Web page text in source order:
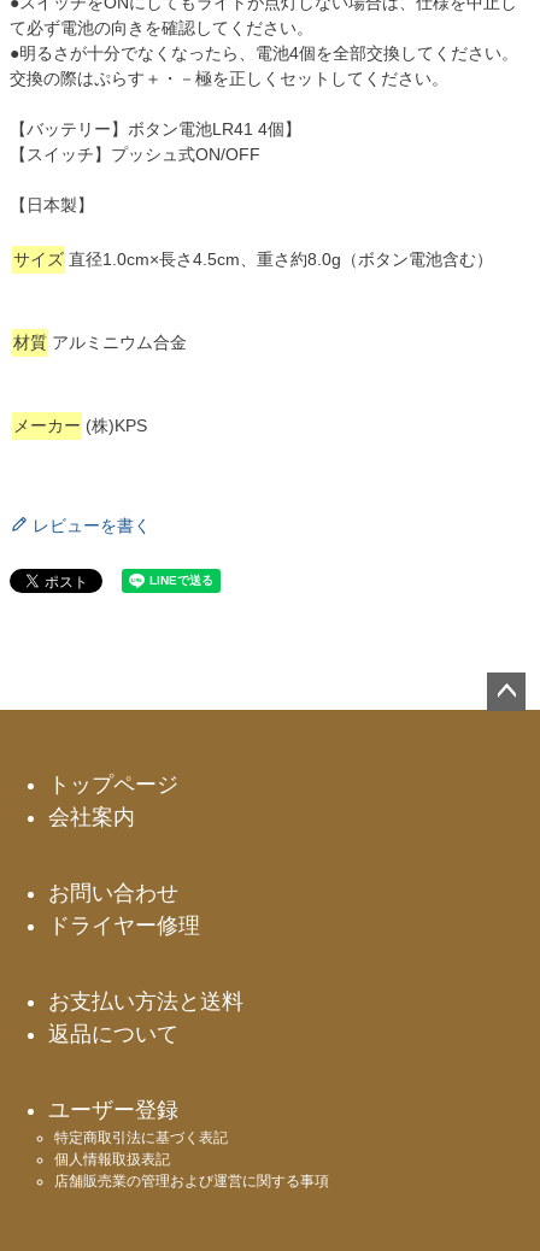
て必ず電池の向きを確認してください。
●明るさが十分でなくなったら、電池4個を全部交換してください。
交換の際はぷらす＋・－極を正しくセットしてください。
【バッテリー】ボタン電池LR41 4個】
【スイッチ】プッシュ式ON/OFF
【日本製】
サイズ 直径1.0cm×長さ4.5cm、重さ約8.0g（ボタン電池含む）
材質 アルミニウム合金
メーカー (株)KPS
レビューを書く
トップページ
会社案内
お問い合わせ
ドライヤー修理
お支払い方法と送料
返品について
ユーザー登録
特定商取引法に基づく表記
個人情報取扱表記
店舗販売業の管理および運営に関する事項